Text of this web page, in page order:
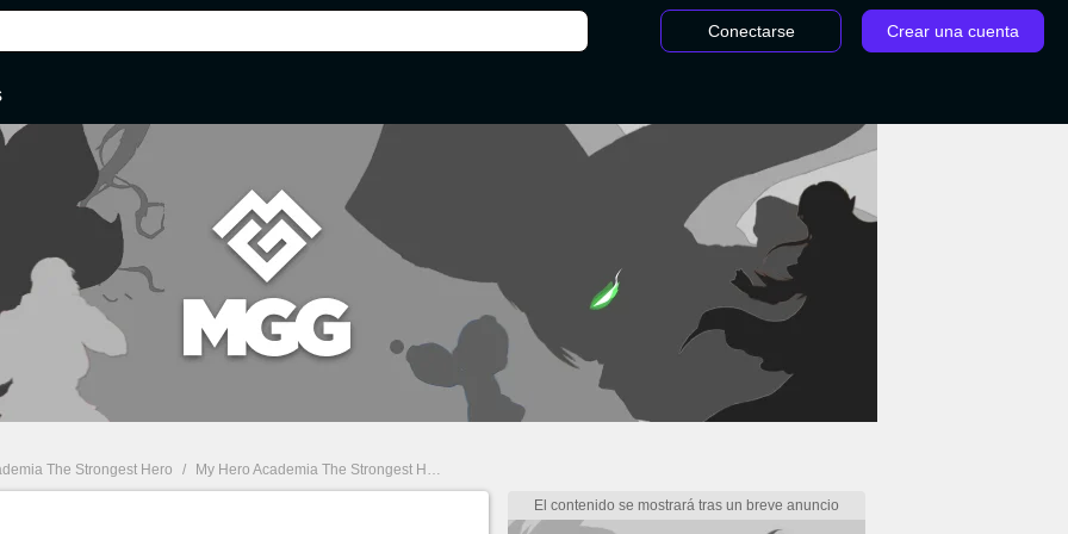
Conectarse Crear una cuenta
The Strongest Hero / My Hero Academia The Strongest Hero: Nuevo y sorprendente evento de rescate y Banner de Momo